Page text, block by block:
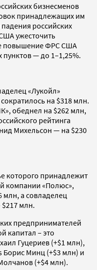
бизнесменов
принадлежащих им
российских
ужесточить
повышение ФРС США
пунктов — до 1–1,25%.
«Лукойл»
на $318 млн.
обеднел на $262 млн,
рейтинга
Михельсон — на $230
которого принадлежит
компании «Полюс»,
а совладелец
$217 млн.
предпринимателей
капитал – это
Гуцериев (+$1 млн),
Борис Минц (+$3 млн) и
(+$4 млн).